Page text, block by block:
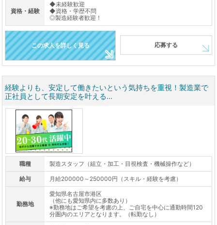
資格・経験
◆未経験歓迎
◆資格・学歴不問
◎製造経験者歓迎！
この求人を詳しく見る 応募する
経験よりも、安定して働きたいという気持ちを重視！製造業で
正社員として長期安定を叶える...
職種 製造スタッフ（組立・加工・目視検査・機械操作など）
給与 月給200000～250000円（スキル・経験を考慮）
勤務地
愛知県名古屋市港区
（他にも愛知県内に多数あり）
※勤務地はご希望を考慮の上、ご自宅を中心に通勤時間120
分圏内のエリアとなります。（転勤なし）